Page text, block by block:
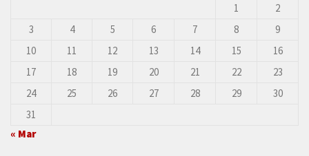
1
2
3
4 5 6 7 8
9
10
11 12 13 14 15
16
17
18 19 20 21 22
23
24
25 26 27 28 29
30
31
« Mar